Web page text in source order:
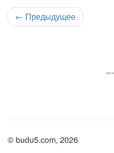
← Предыдущее
© budu5.com, 2026